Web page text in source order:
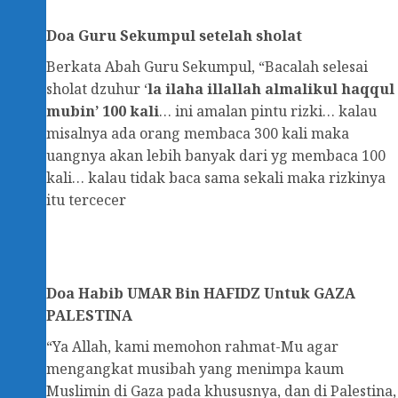
Doa Guru Sekumpul setelah sholat
Berkata Abah Guru Sekumpul, “Bacalah selesai
sholat dzuhur ‘la ilaha illallah almalikul haqqul
mubin’ 100 kali… ini amalan pintu rizki… kalau
misalnya ada orang membaca 300 kali maka
uangnya akan lebih banyak dari yg membaca 100
kali… kalau tidak baca sama sekali maka rizkinya
itu tercecer
DoaHabib UMAR Bin HAFIDZ Untuk GAZA
PALESTINA
“Ya Allah, kami memohon rahmat-Mu agar
mengangkat musibah yang menimpa kaum
Muslimin di Gaza pada khususnya, dan di Palestina,